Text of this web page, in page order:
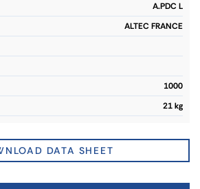
A.PDC L
ALTEC FRANCE
1000
21 kg
DATA SHEET